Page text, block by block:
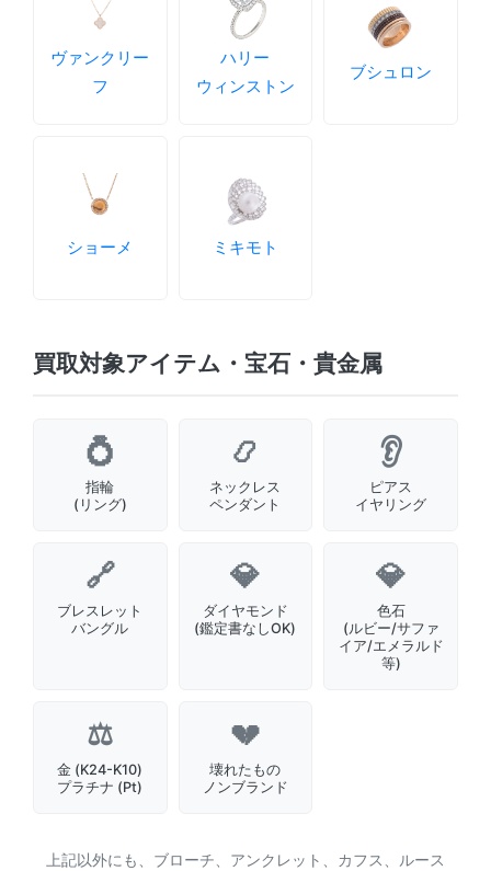
ヴァンクリー
フ
ハリー
ウィンストン
ブシュロン
ショーメ ミキモト
買取対象アイテム・宝石・貴金属
指輪
(リング)
ネックレス
ペンダント
ピアス
イヤリング
ブレスレット
バングル
ダイヤモンド
(鑑定書なしOK)
色石
(ルビー/サファ
イア/エメラルド
等)
金 (K24-K10)
プラチナ (Pt)
壊れたもの
ノンブランド
上記以外にも、ブローチ、アンクレット、カフス、ルース